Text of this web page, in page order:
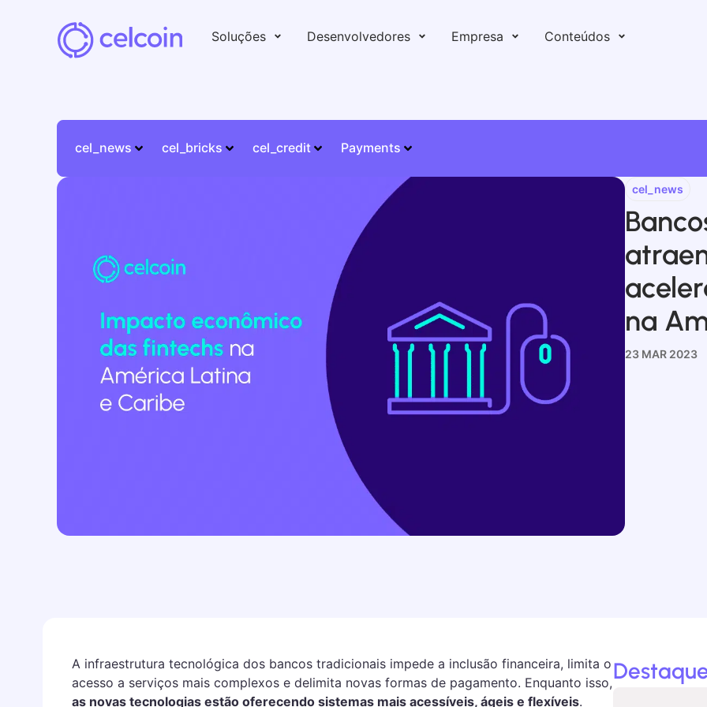
Soluções Desenvolvedores Empresa Conteúdos
cel_news cel_bricks cel_credit Payments
cel_news
na
23 MAR 2023
A infraestrutura tecnológica dos bancos tradicionais impede a inclusão financeira, limita o
acesso a serviços mais complexos e delimita novas formas de pagamento. Enquanto isso,
as novas tecnologias estão oferecendo sistemas mais acessíveis, ágeis e flexíveis.